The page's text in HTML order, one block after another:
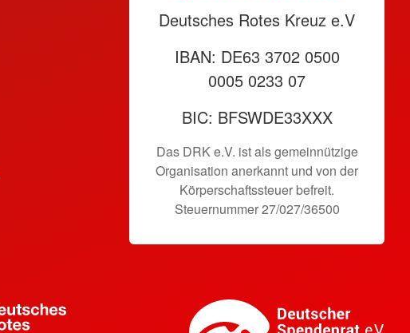
Deutsches Rotes Kreuz e.V
IBAN: DE63 3702 0500
0005 0233 07
BIC: BFSWDE33XXX
Das DRK e.V. ist als gemeinnützige
Organisation anerkannt und von der
Körperschaftssteuer befreit.
Steuernummer 27/027/36500